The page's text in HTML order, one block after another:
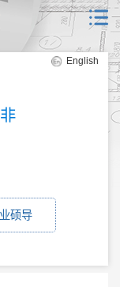
English
硕导